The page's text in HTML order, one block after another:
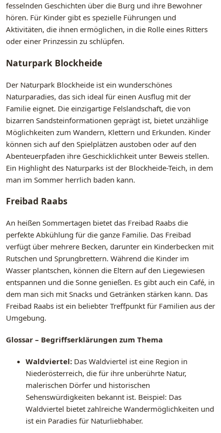
fesselnden Geschichten über die Burg und ihre Bewohner
hören. Für Kinder gibt es spezielle Führungen und
Aktivitäten, die ihnen ermöglichen, in die Rolle eines Ritters
oder einer Prinzessin zu schlüpfen.
Naturpark Blockheide
Der Naturpark Blockheide ist ein wunderschönes
Naturparadies, das sich ideal für einen Ausflug mit der
Familie eignet. Die einzigartige Felslandschaft, die von
bizarren Sandsteinformationen geprägt ist, bietet unzählige
Möglichkeiten zum Wandern, Klettern und Erkunden. Kinder
können sich auf den Spielplätzen austoben oder auf den
Abenteuerpfaden ihre Geschicklichkeit unter Beweis stellen.
Ein Highlight des Naturparks ist der Blockheide-Teich, in dem
man im Sommer herrlich baden kann.
Freibad Raabs
An heißen Sommertagen bietet das Freibad Raabs die
perfekte Abkühlung für die ganze Familie. Das Freibad
verfügt über mehrere Becken, darunter ein Kinderbecken mit
Rutschen und Sprungbrettern. Während die Kinder im
Wasser plantschen, können die Eltern auf den Liegewiesen
entspannen und die Sonne genießen. Es gibt auch ein Café, in
dem man sich mit Snacks und Getränken stärken kann. Das
Freibad Raabs ist ein beliebter Treffpunkt für Familien aus der
Umgebung.
Glossar – Begriffserklärungen zum Thema
Waldviertel: Das Waldviertel ist eine Region in
Niederösterreich, die für ihre unberührte Natur,
malerischen Dörfer und historischen
Sehenswürdigkeiten bekannt ist. Beispiel: Das
Waldviertel bietet zahlreiche Wandermöglichkeiten und
ist ein Paradies für Naturliebhaber.